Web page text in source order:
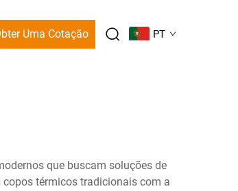
Uma Cotação PT
que buscam soluções de
térmicos tradicionais com a